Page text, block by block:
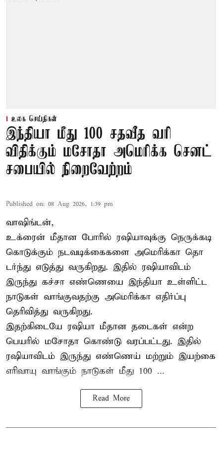
உலக செய்திகள்
இந்தியா மீது 100 சதவீத வரி
விதிக்கும் மசோதா அமெரிக்க செனட்
சபையில் நிறைவேற்றம்
Published on: 08 Aug 2026, 1:39 pm
வாஷிங்டன்,
உக்ரைன் மீதான போரில் ரஷியாவுக்கு நெருக்கடி
கொடுக்கும் நடவடிக்கைகளை அமெரிக்கா தொ
டர்ந்து எடுத்து வருகிறது. இதில் ரஷியாவிடம்
இருந்து கச்சா எண்ணெயை இந்தியா உள்ளிட்ட
நாடுகள் வாங்குவதற்கு அமெரிக்கா எதிர்ப்பு
தெரிவித்து வருகிறது.
இதற்கிடையே ரஷியா மீதான தடைகள் என்ற
பெயரில் மசோதா கொண்டு வரப்பட்டது. இதில்
ரஷியாவிடம் இருந்து எண்ணெய் மற்றும் இயற்கை
எரிவாயு வாங்கும் நாடுகள் மீது 100 ...
Read More